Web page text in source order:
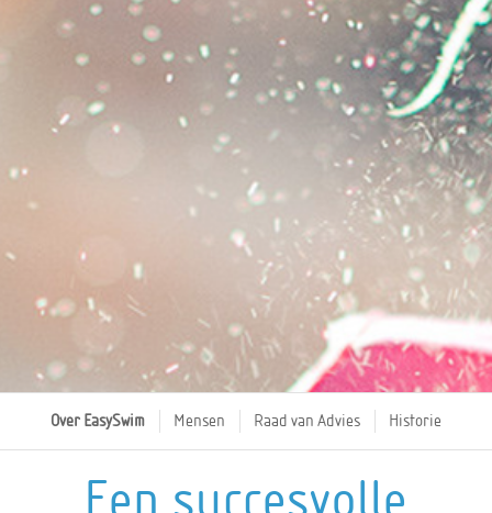
Over EasySwim Mensen Raad van Advies Historie
Een succesvolle